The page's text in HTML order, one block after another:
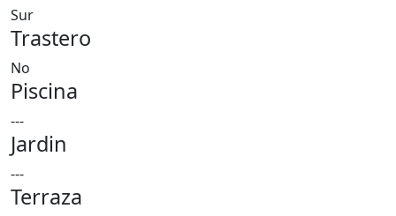
Sur
Trastero
No
Piscina
---
Jardin
---
Terraza